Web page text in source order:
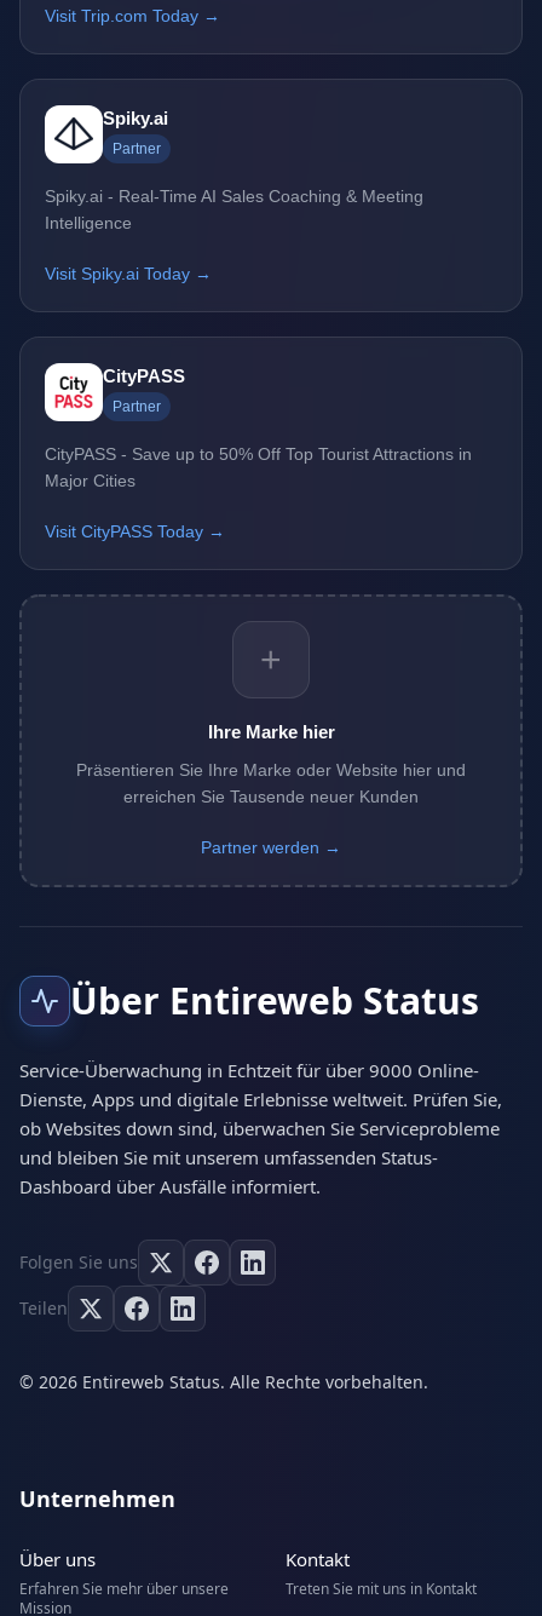
Visit Trip.com Today →
Spiky.ai
Partner
Spiky.ai - Real-Time AI Sales Coaching & Meeting
Intelligence
Visit Spiky.ai Today →
CityPASS
Partner
CityPASS - Save up to 50% Off Top Tourist Attractions in
Major Cities
Visit CityPASS Today →
+
Ihre Marke hier
Präsentieren Sie Ihre Marke oder Website hier und
erreichen Sie Tausende neuer Kunden
Partner werden →
Über Entireweb Status
Service-Überwachung in Echtzeit für über 9000 Online-
Dienste, Apps und digitale Erlebnisse weltweit. Prüfen Sie,
ob Websites down sind, überwachen Sie Serviceprobleme
und bleiben Sie mit unserem umfassenden Status-
Dashboard über Ausfälle informiert.
Folgen Sie uns
Teilen
© 2026 Entireweb Status. Alle Rechte vorbehalten.
Unternehmen
Über uns
Erfahren Sie mehr über unsere
Mission
Kontakt
Treten Sie mit uns in Kontakt